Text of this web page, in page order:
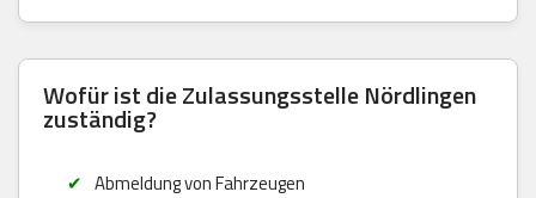
Wofür ist die Zulassungsstelle Nördlingen
zuständig?
Abmeldung von Fahrzeugen